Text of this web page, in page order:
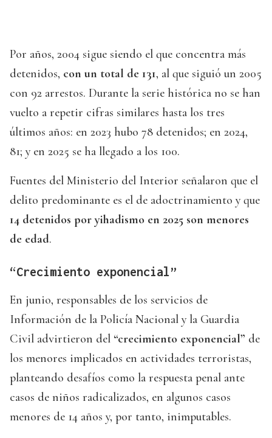
Por años, 2004 sigue siendo el que concentra más
detenidos, con un total de 131, al que siguió un 2005
con 92 arrestos. Durante la serie histórica no se han
vuelto a repetir cifras similares hasta los tres
últimos años: en 2023 hubo 78 detenidos; en 2024,
81; y en 2025 se ha llegado a los 100.
Fuentes del Ministerio del Interior señalaron que el
delito predominante es el de adoctrinamiento y que
14 detenidos por yihadismo en 2025 son menores
de edad.
“Crecimiento exponencial”
En junio, responsables de los servicios de
Información de la Policía Nacional y la Guardia
Civil advirtieron del “crecimiento exponencial” de
los menores implicados en actividades terroristas,
planteando desafíos como la respuesta penal ante
casos de niños radicalizados, en algunos casos
menores de 14 años y, por tanto, inimputables.